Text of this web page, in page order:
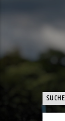
SUCHE